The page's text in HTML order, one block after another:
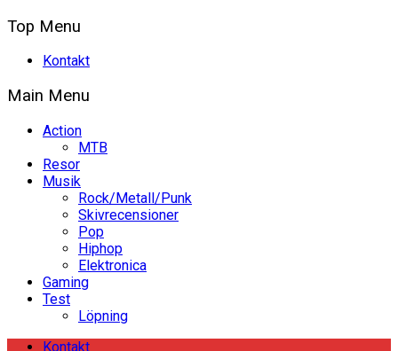
Top Menu
Kontakt
Main Menu
Action
MTB
Resor
Musik
Rock/Metall/Punk
Skivrecensioner
Pop
Hiphop
Elektronica
Gaming
Test
Löpning
Kontakt